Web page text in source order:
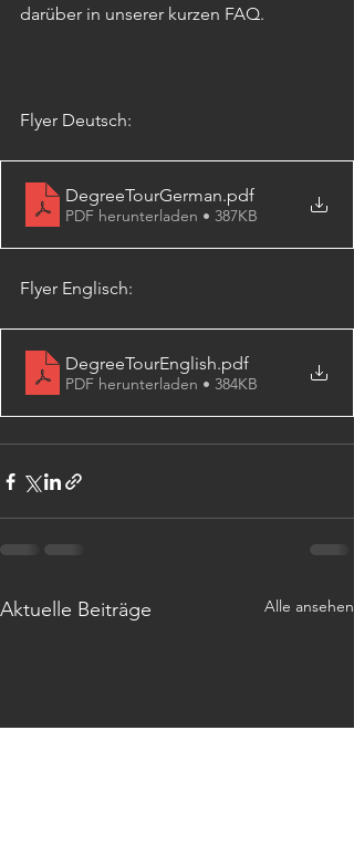
darüber in unserer kurzen FAQ.
Flyer Deutsch:
DegreeTourGerman.pdf
PDF herunterladen • 387KB
Flyer Englisch:
DegreeTourEnglish.pdf
PDF herunterladen • 384KB
Aktuelle Beiträge Alle ansehen